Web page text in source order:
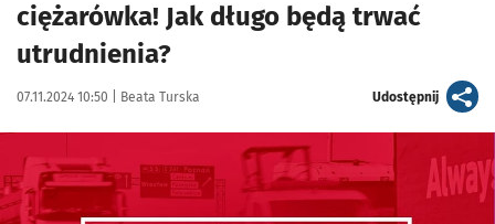
ciężarówka! Jak długo będą trwać
utrudnienia?
Data publikacji:
07.11.2024 10:50 | Autor:
Beata Turska Udostępnijartykuł